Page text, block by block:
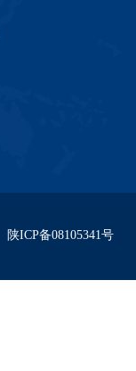
陕ICP备08105341号